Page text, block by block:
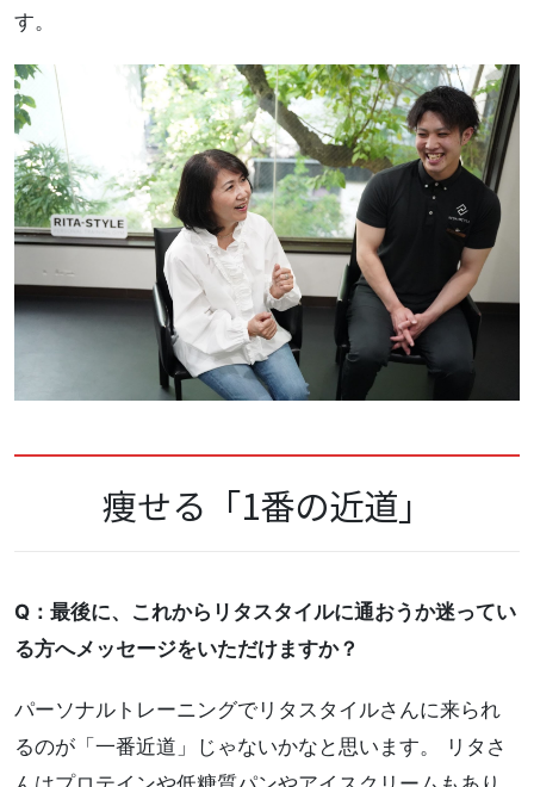
す。
痩せる「1番の近道」
Q：最後に、これからリタスタイルに通おうか迷ってい
る方へメッセージをいただけますか？
パーソナルトレーニングでリタスタイルさんに来られ
るのが「一番近道」じゃないかなと思います。 リタさ